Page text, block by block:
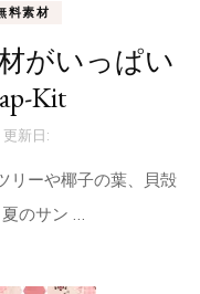
料素材
がいっぱい
Kit
更新日:
リーや椰子の葉、貝殻
のサン …